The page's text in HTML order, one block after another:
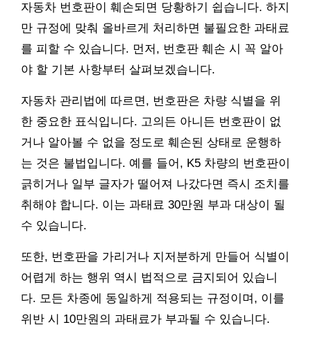
자동차 번호판이 훼손되면 당황하기 쉽습니다. 하지
만 규정에 맞춰 올바르게 처리하면 불필요한 과태료
를 피할 수 있습니다. 먼저, 번호판 훼손 시 꼭 알아
야 할 기본 사항부터 살펴보겠습니다.
자동차 관리법에 따르면, 번호판은 차량 식별을 위
한 중요한 표식입니다. 고의든 아니든 번호판이 없
거나 알아볼 수 없을 정도로 훼손된 상태로 운행하
는 것은 불법입니다. 예를 들어, K5 차량의 번호판이
긁히거나 일부 글자가 떨어져 나갔다면 즉시 조치를
취해야 합니다. 이는 과태료 30만원 부과 대상이 될
수 있습니다.
또한, 번호판을 가리거나 지저분하게 만들어 식별이
어렵게 하는 행위 역시 법적으로 금지되어 있습니
다. 모든 차종에 동일하게 적용되는 규정이며, 이를
위반 시 10만원의 과태료가 부과될 수 있습니다.